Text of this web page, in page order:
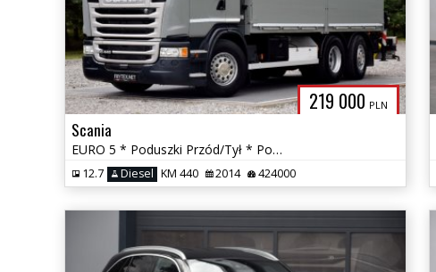
219 000 PLN
Scania
EURO 5 * Poduszki Przód/Tył * Podnoszona/Skrętna Oś * LED * Kamera *
12.7 Diesel KM 440 2014 424000